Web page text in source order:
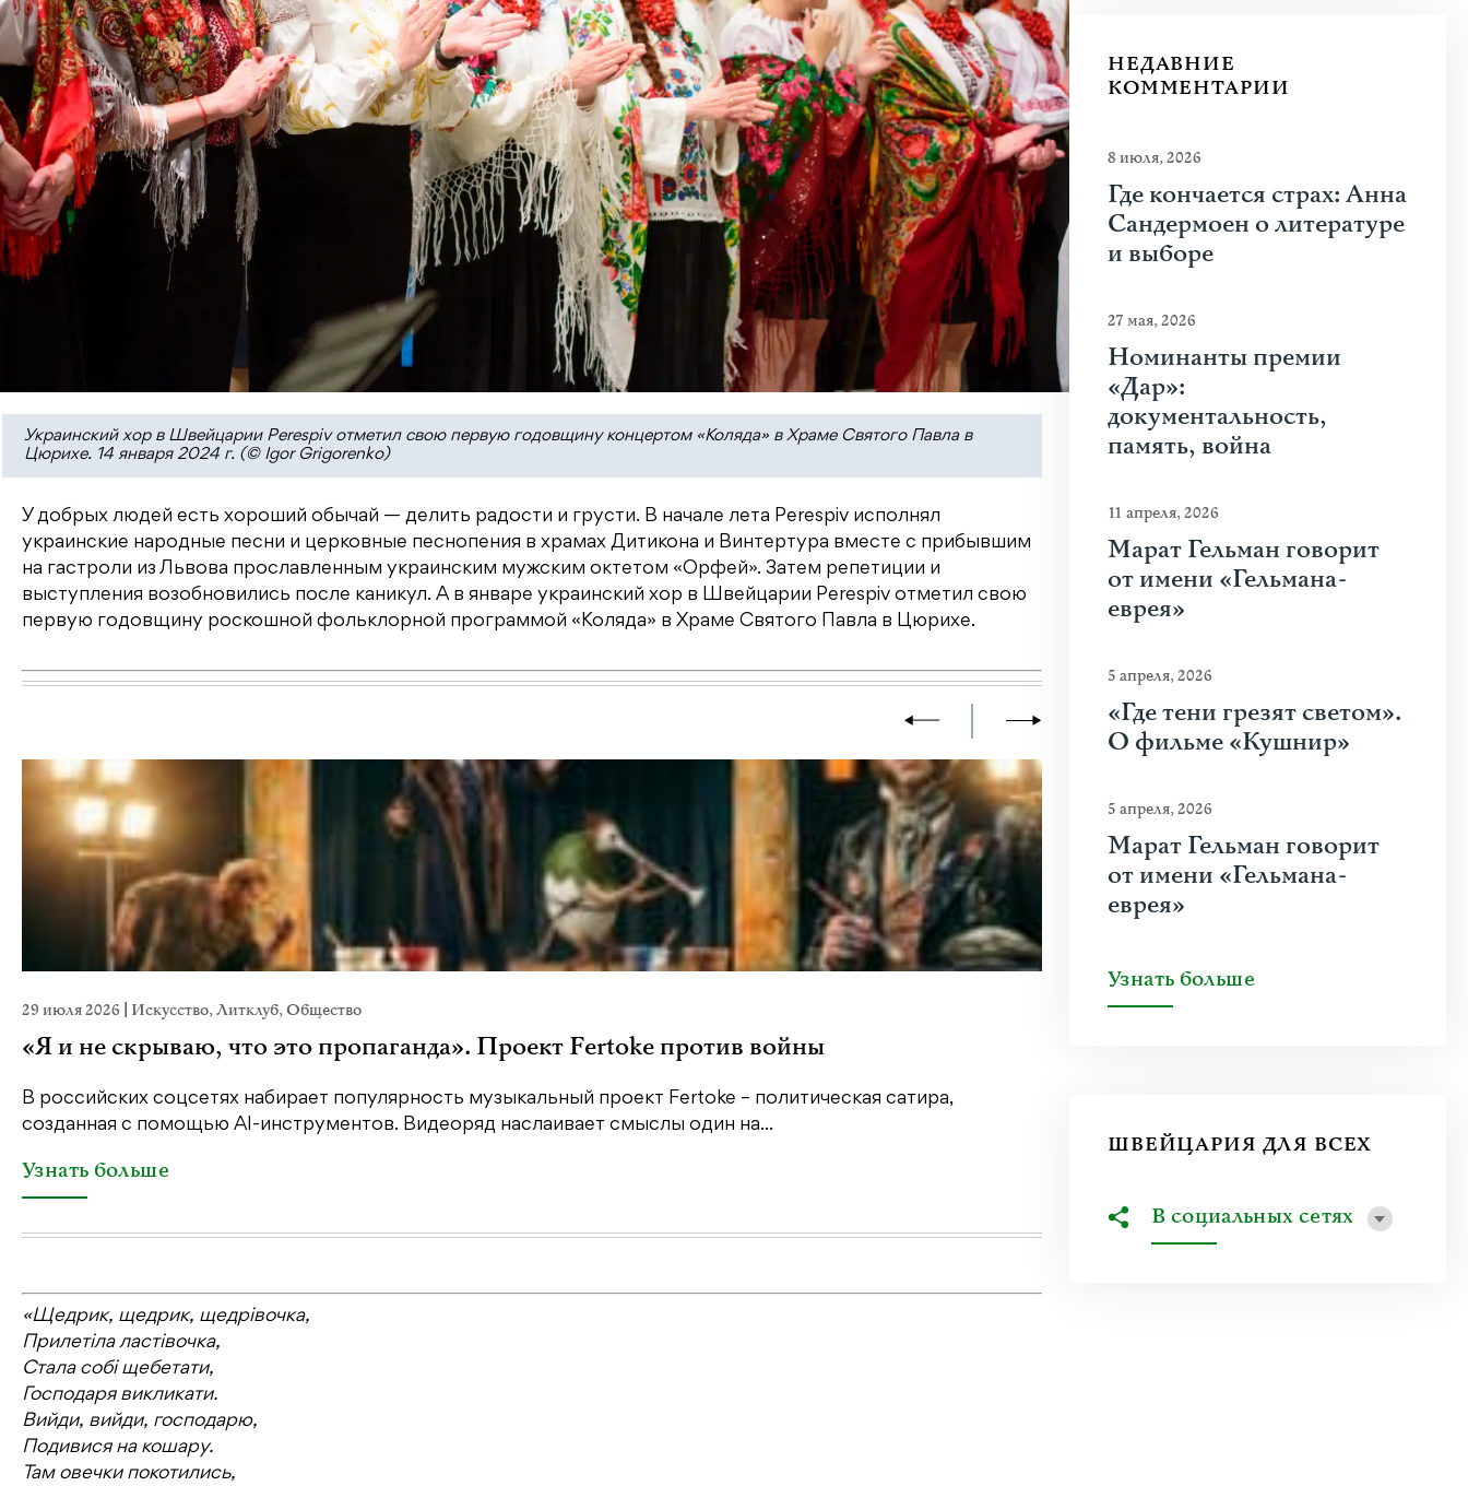
Украинский хор в Швейцарии Perespiv отметил свою первую годовщину концертом «Коляда» в Храме Святого Павла в
Цюрихе. 14 января 2024 г. (© Igor Grigorenko)
У добрых людей есть хороший обычай — делить радости и грусти. В начале лета Perespiv исполнял
украинские народные песни и церковные песнопения в храмах Дитикона и Винтертура вместе с прибывшим
на гастроли из Львова прославленным украинским мужским октетом «Орфей». Затем репетиции и
выступления возобновились после каникул. А в январе украинский хор в Швейцарии Perespiv отметил свою
первую годовщину роскошной фольклорной программой «Коляда» в Храме Святого Павла в Цюрихе.
29 июля 2026 Искусство,Литклуб,Общество
«Я и не скрываю, что это пропаганда». Проект Fertoke против войны
В российских соцсетях набирает популярность музыкальный проект Fertoke – политическая сатира,
созданная с помощью AI-инструментов. Видеоряд наслаивает смыслы один на...
Узнать больше
23 июня 2026|Искусство
«Щедрик, щедрик, щедрівочка,
Прилетіла ластівочка,
Стала собі щебетати,
Господаря викликати.
Вийди, вийди, господарю,
Подивися на кошару.
Там овечки покотились,
НЕДАВНИЕ
КОММЕНТАРИИ
8 июля, 2026
Где кончается страх: Анна
Сандермоен о литературе
и выборе
27 мая, 2026
Номинанты премии
«Дар»:
документальность,
память, война
11 апреля, 2026
Марат Гельман говорит
от имени «Гельмана-
еврея»
5 апреля, 2026
«Где тени грезят светом».
О фильме «Кушнир»
5 апреля, 2026
Марат Гельман говорит
от имени «Гельмана-
еврея»
Узнать больше
ШВЕЙЦАРИЯ ДЛЯ ВСЕХ
В социальных сетях